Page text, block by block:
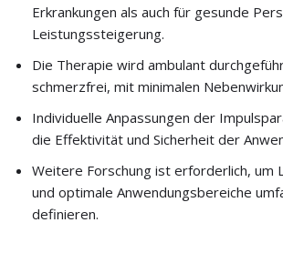
Erkrankungen als auch für gesunde
Leistungssteigerung.
Die Therapie wird ambulant
schmerzfrei, mit minimalen
Individuelle Anpassungen der
die Effektivität und Sicherheit der
Weitere Forschung ist erforderlich, um
und optimale Anwendungsbereiche
definieren.